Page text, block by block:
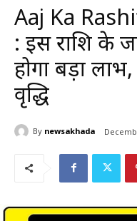
Aaj Ka
: इस राशि के
होगा बड़ा
वृद्धि
By newsakhada